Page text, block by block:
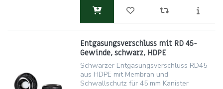
Entgasungsverschluss mit RD 45-
Gewinde, schwarz, HDPE
Schwarzer Entgasungsverschluss RD45
aus HDPE mit Membran und
Schwallschutz für 45 mm Kanister